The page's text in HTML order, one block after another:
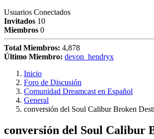
Usuarios Conectados
Invitados 10
Miembros 0
Total Miembros: 4,878
Último Miembro: devon_hendryx
Inicio
Foro de Discusión
Comunidad Dreamcast en Español
General
conversión del Soul Calibur Broken
conversión del Soul Calibur